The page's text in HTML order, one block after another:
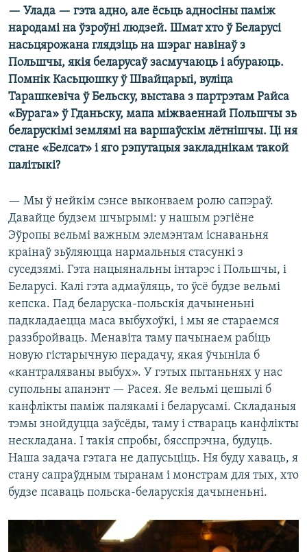
— Улада — гэта адно, але ёсьць адносіны паміж
народамі на ўзроўні людзей. Шмат хто ў Беларусі
насьцярожана глядзіць на шэраг навінаў з
Польшчы, якія беларусаў засмучаюць і абураюць.
Помнік Касьцюшку ў Швайцарыі, вуліца
Тарашкевіча ў Бельску, выстава з партрэтам Райса
«Бурага» ў Гданьску, мапа міжваеннай Польшчы зь
беларускімі землямі на варшаўскім лётнішчы. Ці ня
стане «Белсат» і яго рэпутацыя закладнікам такой
палітыкі?
— Мы ў нейкім сэнсе выконваем ролю сапэраў.
Давайце будзем шчырымі: у нашым рэгіёне
Эўропы вельмі важным элемэнтам існаваньня
краінаў зьўляюцца нармальныя стасункі з
суседзямі. Гэта нацыянальны інтарэс і Польшчы, і
Беларусі. Калі гэта адмаўляць, то ўсё будзе вельмі
кепска. Пад беларуска-польскія дачыненьні
падкладаецца маса выбухоўкі, і мы яе стараемся
раззбройваць. Менавіта таму пачынаем рабіць
новую гістарычную перадачу, якая ўчыніла б
«кантраляваны выбух». У гэтых пытаньнях у нас
супольны апанэнт — Расея. Яе вельмі цешылі б
канфлікты паміж палякамі і беларусамі. Складаныя
тэмы знойдуцца заўсёды, таму і ствараць канфлікты
нескладана. І такія спробы, бясспрэчна, будуць.
Наша задача гэтага не дапусьціць. Ня буду хаваць, я
стану сапраўдным тыранам і монстрам для тых, хто
будзе псаваць польска-беларускія дачыненьні.